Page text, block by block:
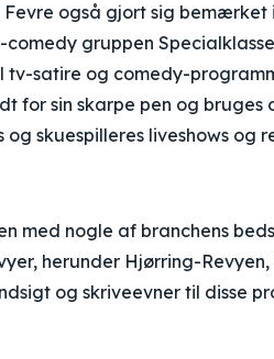
også gjort sig bemærket
gruppen
tv-satire og comedy-
for sin skarpe pen og bruges
skuespilleres liveshows og
med nogle af branchens
herunder Hjørring-Revyen,
og skriveevner til disse